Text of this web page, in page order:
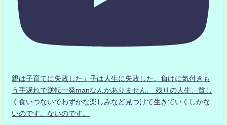
親は子育てに失敗した」子は人生に失敗した。負けに気付きも
う手遅れで逆転一発manなんかありません、 残りの人生、貧し
く食いつないでわずかな楽しみなど見つけて生きていくしかな
いのです。ないのです。